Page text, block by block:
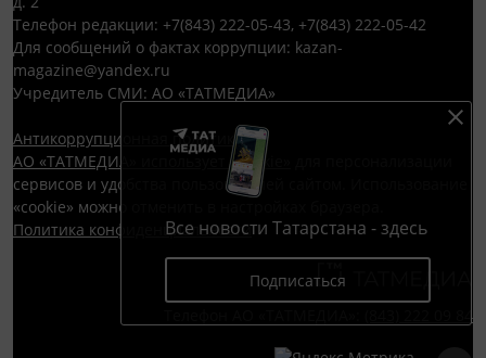
Все новости Татарстана - здесь
Подписаться
Телефон редакции: +7(843) 222-05-43, +7(843) 222-05-42
Для сообщений о фактах коррупции: kazan-
magazine@yandex.ru
Учредитель СМИ: АО «ТАТМЕДИА»
Антикоррупционная политика
АО «ТАТМЕДИА» использует «cookie»
сервисов и удобства пользователей сайтом. Использование
«cookie» можно отменить в настройках браузера.
Политика конфиденциальности
(843) 222 09 84